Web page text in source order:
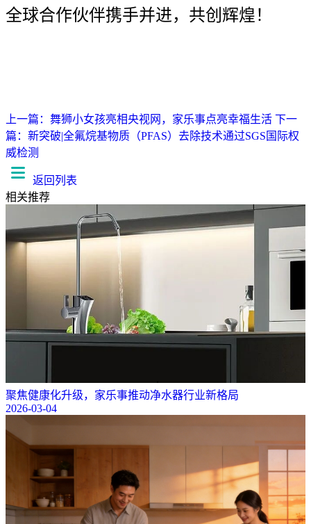
全球合作伙伴携手并进，共创辉煌！
上一篇：舞狮小女孩亮相央视网，家乐事点亮幸福生活 下一
篇：​新突破|全氟烷基物质（PFAS）去除技术通过SGS国际权
威检测
返回列表
相关推荐
聚焦健康化升级，家乐事推动净水器行业新格局
2026-03-04